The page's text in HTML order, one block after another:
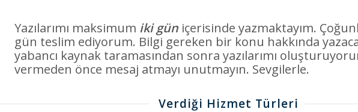
Yazılarımı maksimum iki güniçerisinde yazmaktayım.
gün teslim ediyorum. Bilgi gereken bir konu hakkında
yabancı kaynak taramasından sonra yazılarımı
vermeden önce mesaj atmayı unutmayın. Sevgilerle.
Verdiği Hizmet Türleri